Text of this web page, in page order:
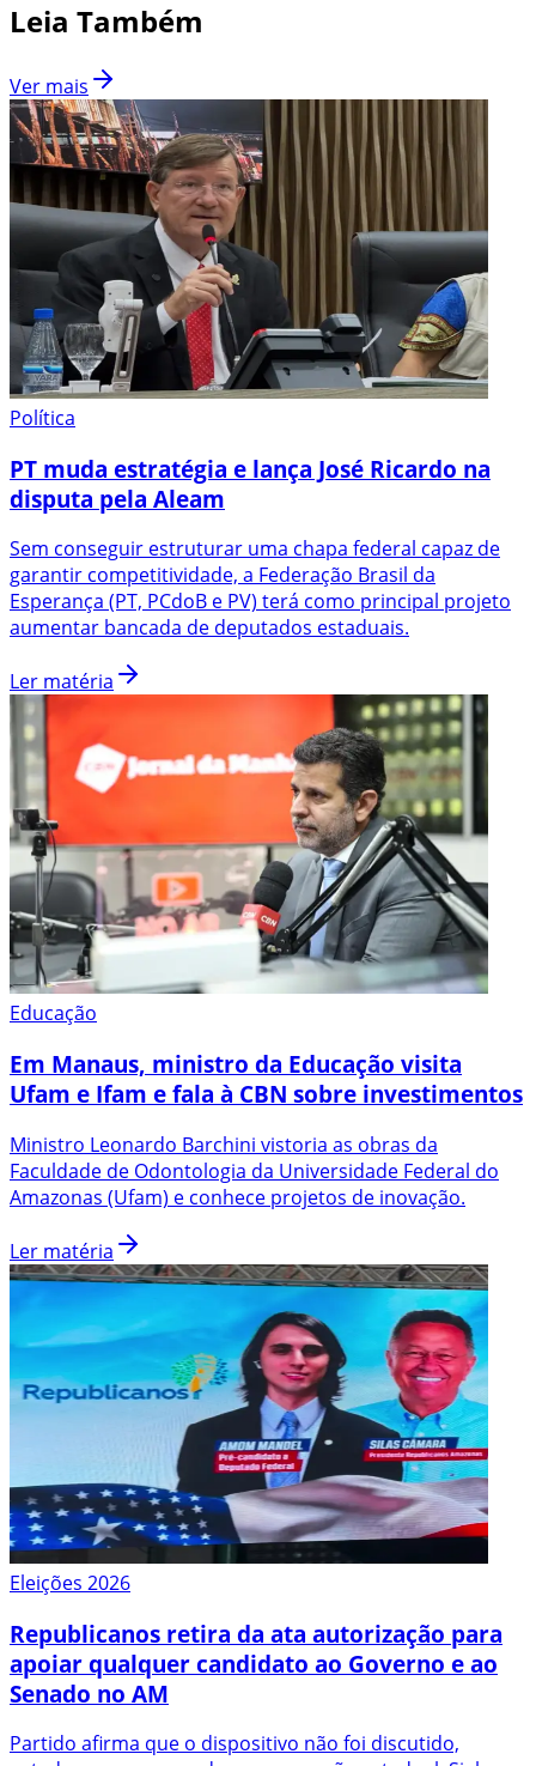
Leia Também
Ver mais
Política
PT muda estratégia e lança José Ricardo na
disputa pela Aleam
Sem conseguir estruturar uma chapa federal capaz de
garantir competitividade, a Federação Brasil da
Esperança (PT, PCdoB e PV) terá como principal projeto
aumentar bancada de deputados estaduais.
Ler matéria
Educação
Em Manaus, ministro da Educação visita
Ufam e Ifam e fala à CBN sobre investimentos
Ministro Leonardo Barchini vistoria as obras da
Faculdade de Odontologia da Universidade Federal do
Amazonas (Ufam) e conhece projetos de inovação.
Ler matéria
Eleições 2026
Republicanos retira da ata autorização para
apoiar qualquer candidato ao Governo e ao
Senado no AM
Partido afirma que o dispositivo não foi discutido,